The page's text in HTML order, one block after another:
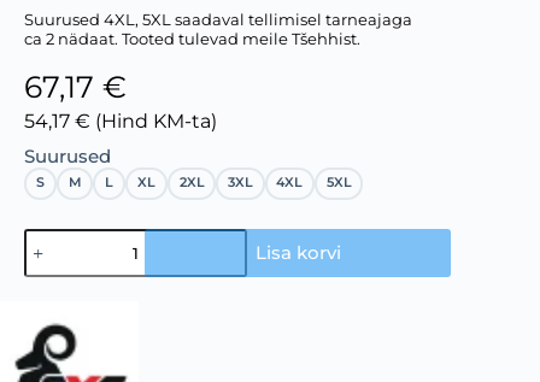
Suurused 4XL, 5XL saadaval tellimisel tarneajaga
ca 2 nädaat. Tooted tulevad meile Tšehhist.
67,17 €
54,17 € (Hind KM-ta)
Suurused
S M L XL 2XL 3XL 4XL 5XL
Lisa korvi